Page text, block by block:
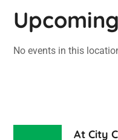
No events in this
At City